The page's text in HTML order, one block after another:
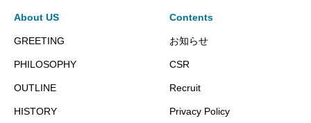
About US
GREETING
PHILOSOPHY
OUTLINE
HISTORY
Contents
お知らせ
CSR
Recruit
Privacy Policy